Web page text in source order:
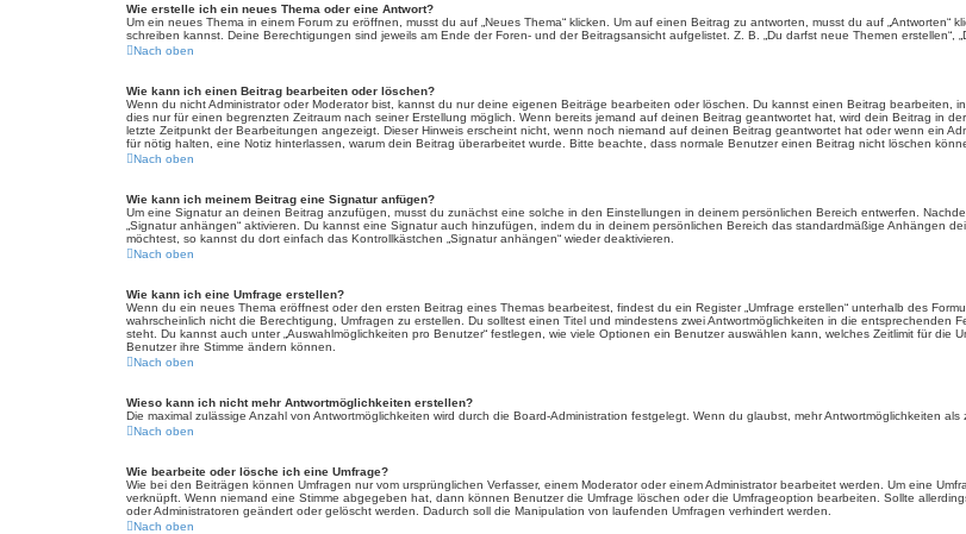
Wie erstelle ich ein neues Thema oder eine Antwort?
Um ein neues Thema in einem Forum zu eröffnen, musst du auf „Neues Thema“ klicken. Um auf einen Beitrag zu antworten, musst du auf
schreiben kannst. Deine Berechtigungen sind jeweils am Ende der Foren- und der Beitragsansicht aufgelistet. Z. B. „Du darfst neue Themen erstellen“,
Nach oben
Wie kann ich einen Beitrag bearbeiten oder löschen?
Wenn du nicht Administrator oder Moderator bist, kannst du nur deine eigenen Beiträge bearbeiten oder löschen. Du kannst einen Beitrag bearbeiten,
dies nur für einen begrenzten Zeitraum nach seiner Erstellung möglich. Wenn bereits jemand auf deinen Beitrag geantwortet hat, wird dein Beitrag in
letzte Zeitpunkt der Bearbeitungen angezeigt. Dieser Hinweis erscheint nicht, wenn noch niemand auf deinen Beitrag geantwortet hat oder wenn ein
für nötig halten, eine Notiz hinterlassen, warum dein Beitrag überarbeitet wurde. Bitte beachte, dass normale Benutzer einen Beitrag nicht löschen
Nach oben
Wie kann ich meinem Beitrag eine Signatur anfügen?
Um eine Signatur an deinen Beitrag anzufügen, musst du zunächst eine solche in den Einstellungen in deinem persönlichen Bereich entwerfen.
„Signatur anhängen“ aktivieren. Du kannst eine Signatur auch hinzufügen, indem du in deinem persönlichen Bereich das standardmäßige Anhängen
möchtest, so kannst du dort einfach das Kontrollkästchen „Signatur anhängen“ wieder deaktivieren.
Nach oben
Wie kann ich eine Umfrage erstellen?
Wenn du ein neues Thema eröffnest oder den ersten Beitrag eines Themas bearbeitest, findest du ein Register „Umfrage erstellen“ unterhalb des
wahrscheinlich nicht die Berechtigung, Umfragen zu erstellen. Du solltest einen Titel und mindestens zwei Antwortmöglichkeiten in die
steht. Du kannst auch unter „Auswahlmöglichkeiten pro Benutzer“ festlegen, wie viele Optionen ein Benutzer auswählen kann, welches Zeitlimit für
Benutzer ihre Stimme ändern können.
Nach oben
Wieso kann ich nicht mehr Antwortmöglichkeiten erstellen?
Die maximal zulässige Anzahl von Antwortmöglichkeiten wird durch die Board-Administration festgelegt. Wenn du glaubst, mehr Antwortmöglichkeiten
Nach oben
Wie bearbeite oder lösche ich eine Umfrage?
Wie bei den Beiträgen können Umfragen nur vom ursprünglichen Verfasser, einem Moderator oder einem Administrator bearbeitet werden. Um eine
verknüpft. Wenn niemand eine Stimme abgegeben hat, dann können Benutzer die Umfrage löschen oder die Umfrageoption bearbeiten. Sollte
oder Administratoren geändert oder gelöscht werden. Dadurch soll die Manipulation von laufenden Umfragen verhindert werden.
Nach oben